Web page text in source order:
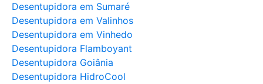
Desentupidora em Sumaré
Desentupidora em Valinhos
Desentupidora em Vinhedo
Desentupidora Flamboyant
Desentupidora Goiânia
Desentupidora HidroCool